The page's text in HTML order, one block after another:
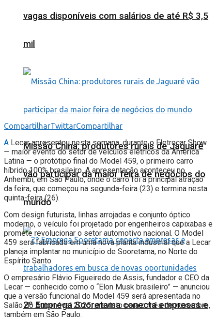
vagas disponíveis com salários de até R$ 3,5
mil
Missão China: produtores rurais de Jaguaré
vão participar da maior feira de negócios do
mundo
2º Emprega Sooretama conecta empresas e
CompartilharTwittarCompartilhar
A Lecar apresentou nesta semana, durante o Eletrocar Show
— maior evento do setor de veículos elétricos da América
Latina — o protótipo final do Model 459, o primeiro carro
híbrido 100% brasileiro. A apresentação aconteceu no
Anhembi, em São Paulo, onde o carro foi a principal atração
da feira, que começou na segunda-feira (23) e termina nesta
quinta-feira (26).
Com design futurista, linhas arrojadas e conjunto óptico
moderno, o veículo foi projetado por engenheiros capixabas e
promete revolucionar o setor automotivo nacional. O Model
459 será fabricado em uma nova planta industrial que a Lecar
planeja implantar no município de Sooretama, no Norte do
Espírito Santo.
O empresário Flávio Figueiredo de Assis, fundador e CEO da
Lecar — conhecido como o “Elon Musk brasileiro” — anunciou
que a versão funcional do Model 459 será apresentada no
Salão do Automóvel 2025, previsto para o mês de novembro,
também em São Paulo.